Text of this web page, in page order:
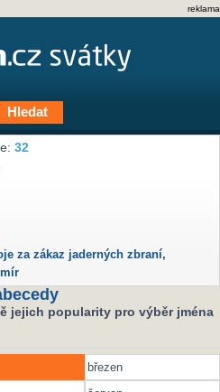
reklama
32
za zákaz jaderných zbraní,
jejich popularity pro výběr jména
březen